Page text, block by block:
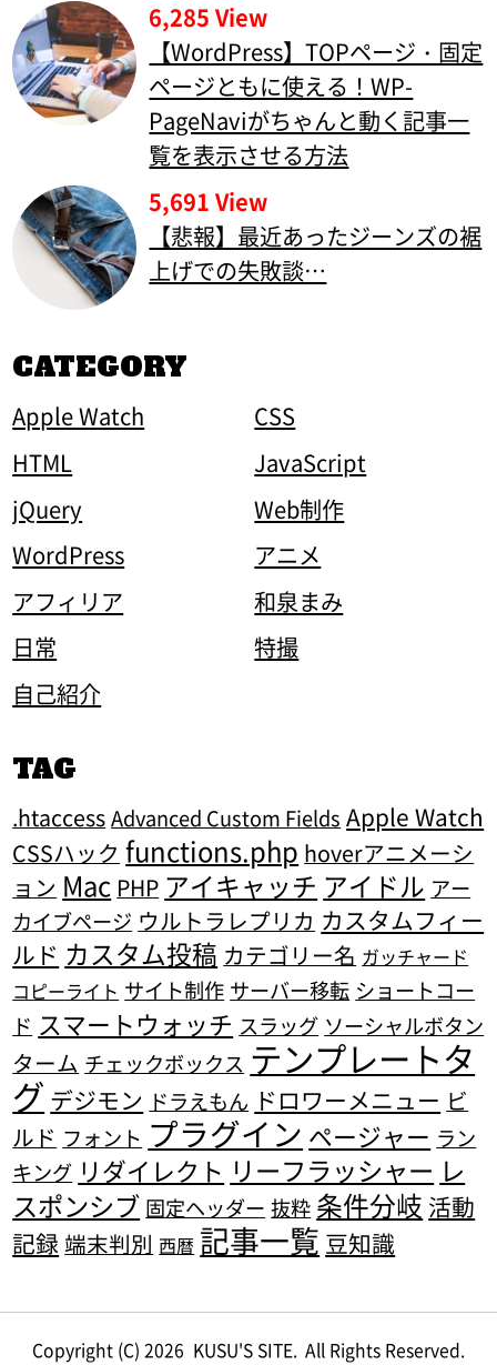
6,285 View
【WordPress】TOPページ・固定
ページともに使える！WP-
PageNaviがちゃんと動く記事一
覧を表示させる方法
5,691 View
【悲報】最近あったジーンズの裾
上げでの失敗談…
CATEGORY
Apple Watch
CSS
HTML
JavaScript
jQuery
Web制作
WordPress
アニメ
アフィリア
和泉まみ
日常
特撮
自己紹介
TAG
.htaccess Advanced Custom Fields Apple Watch
CSSハック functions.php hoverアニメーシ
ョン Mac PHP アイキャッチ アイドル アー
カイブページ ウルトラレプリカ カスタムフィー
ルド カスタム投稿 カテゴリー名 ガッチャード
コピーライト サイト制作 サーバー移転 ショートコー
ド スマートウォッチ スラッグ ソーシャルボタン
ターム チェックボックス テンプレートタ
グ デジモン ドラえもん ドロワーメニュー ビ
ルド フォント プラグイン ページャー ラン
キング リダイレクト リーフラッシャー レ
スポンシブ 固定ヘッダー 抜粋 条件分岐 活動
記録 端末判別 西暦 記事一覧 豆知識
Copyright (C) 2026 KUSU'S SITE. All Rights Reserved.